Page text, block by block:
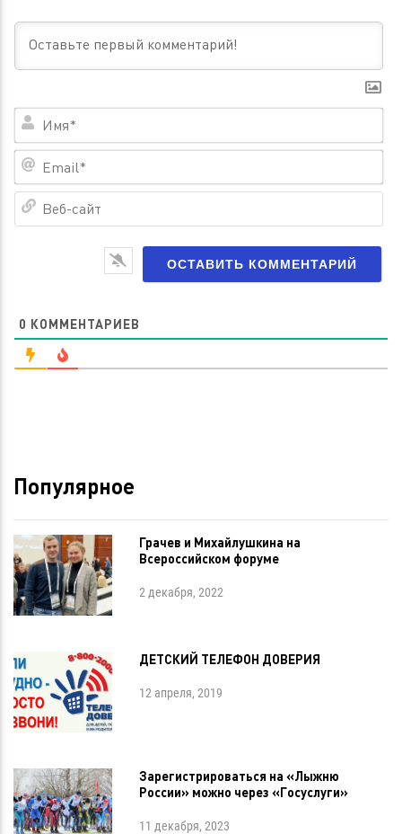
0 КОММЕНТАРИЕВ
Популярное
Грачев и Михайлушкина на
Всероссийском форуме
2 декабря, 2022
ДЕТСКИЙ ТЕЛЕФОН ДОВЕРИЯ
12 апреля, 2019
Зарегистрироваться на «Лыжню
России» можно через «Госуслуги»
11 декабря, 2023